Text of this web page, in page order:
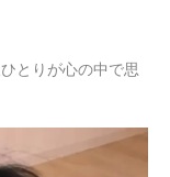
とりが心の中で思